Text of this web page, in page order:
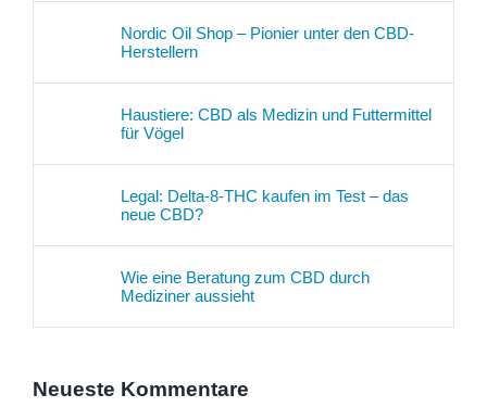
Nordic Oil Shop – Pionier unter den CBD-
Herstellern
Haustiere: CBD als Medizin und Futtermittel
für Vögel
Legal: Delta-8-THC kaufen im Test – das
neue CBD?
Wie eine Beratung zum CBD durch
Mediziner aussieht
Neueste Kommentare